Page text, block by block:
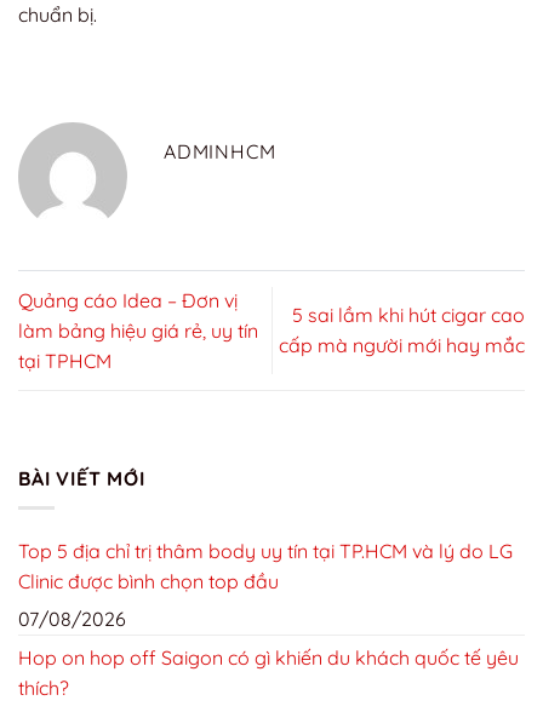
chuẩn bị.
ADMINHCM
Quảng cáo Idea – Đơn vị
làm bảng hiệu giá rẻ, uy tín
tại TPHCM
5 sai lầm khi hút cigar cao
cấp mà người mới hay mắc
BÀI VIẾT MỚI
Top 5 địa chỉ trị thâm body uy tín tại TP.HCM và lý do LG
Clinic được bình chọn top đầu
07/08/2026
Hop on hop off Saigon có gì khiến du khách quốc tế yêu
thích?